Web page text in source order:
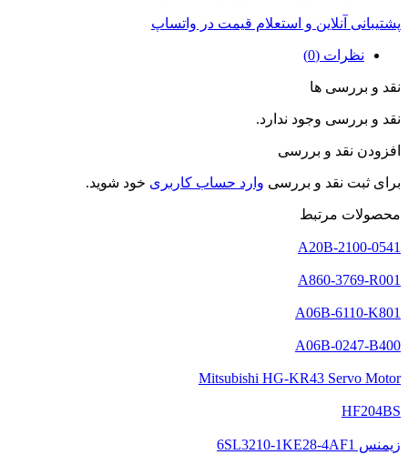
پشتیبانی آنلاین و استعلام قیمت در واتساپ
نظرات (0)
نقد و بررسی ها
نقد و بررسی وجود ندارد.
افزودن نقد و بررسی
برای ثبت نقد و بررسی وارد حساب کاربری خود شوید.
محصولات مرتبط
A20B-2100-0541
A860-3769-R001
A06B-6110-K801
A06B-0247-B400
Mitsubishi HG-KR43 Servo Motor
HF204BS
زیمنس 6SL3210-1KE28-4AF1